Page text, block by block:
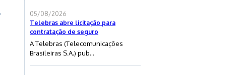
05/08/2026
Telebras abre licitação para
contratação de seguro
A Telebras (Telecomunicações
Brasileiras S.A.) pub...